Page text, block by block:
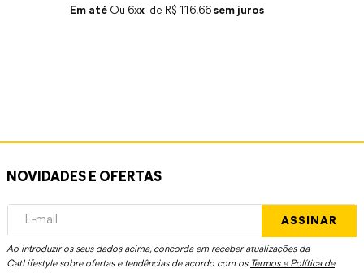
Em até 6 x R$ 116,66 sem juros
NOVIDADES E OFERTAS
ASSINAR
Ao introduzir os seus dados acima, concorda em receber atualizações da
CatLifestyle sobre ofertas e tendências de acordo com os Termos e Política de